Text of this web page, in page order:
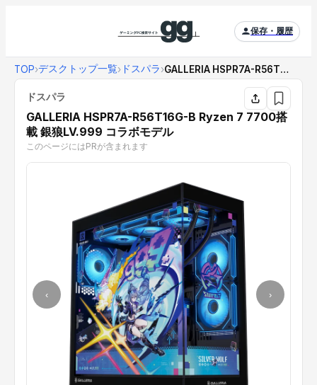
保存・履歴
TOP›デスクトップ一覧› ドスパラ› GALLERIA HSPR7A-R56T16G-B...
ドスパラ
GALLERIA HSPR7A-R56T16G-B Ryzen 7 7700搭
載 銀狼LV.999 コラボモデル
このページにはPRが含まれます
‹ ›